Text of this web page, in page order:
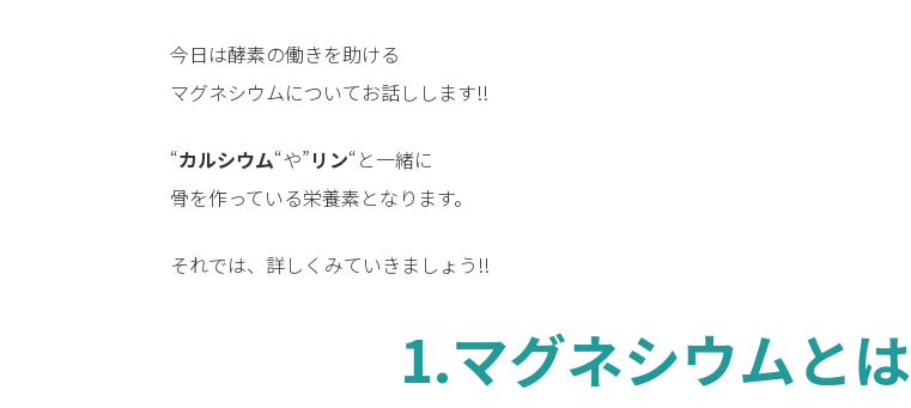
今日は酵素の働きを助ける
マグネシウムについてお話しします!!
“カルシウム“や”リン“と一緒に
骨を作っている栄養素となります。
それでは、詳しくみていきましょう!!
1.マグネシウムとは